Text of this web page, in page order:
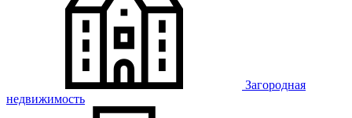
Загородная
недвижимость